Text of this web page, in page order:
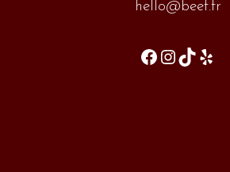
hello@beef.fr
Facebook
Instagram
TikTok
Yelp